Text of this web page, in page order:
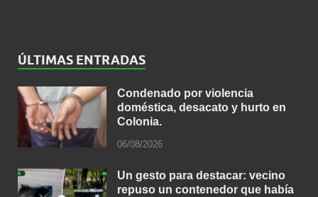
ÚLTIMAS ENTRADAS
Condenado por violencia
doméstica, desacato y hurto en
Colonia.
06/08/2026
Un gesto para destacar: vecino
repuso un contenedor que había